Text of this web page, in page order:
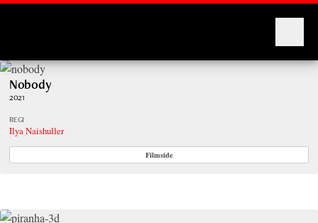
Nobody
2021
REGI
Ilya Naishuller
Filmside